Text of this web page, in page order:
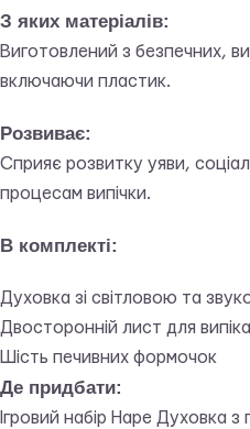
З яких матеріалів:
Виготовлений з безпечних,
включаючи пластик.
Розвиває:
Сприяє розвитку уяви,
процесам випічки.
В комплекті:
Духовка зі світловою та
Двосторонній лист для
Шість печивних формочок
Де придбати:
Ігровий набір Hape Духовка